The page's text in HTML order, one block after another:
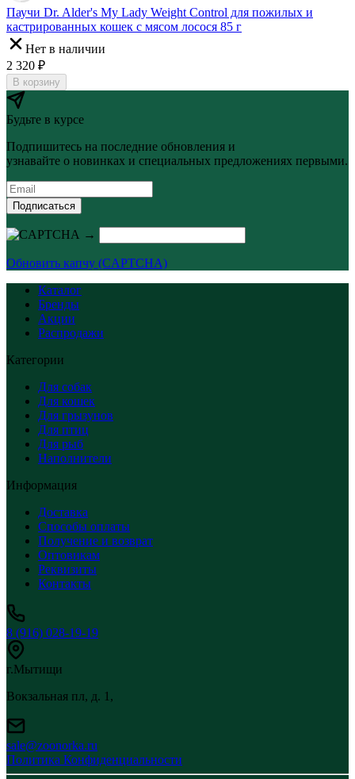
Паучи Dr. Alder's My Lady Weight Control для пожилых и
кастрированных кошек с мясом лосося 85 г
Нет в наличии
2 320 ₽
В корзину
Будьте в курсе
Подпишитесь на последние обновления и
узнавайте о новинках и специальных предложениях первыми.
Подписаться
→
Обновить капчу (CAPTCHA)
Каталог
Бренды
Акции
Распродажи
Категории
Для собак
Для кошек
Для грызунов
Для птиц
Для рыб
Наполнители
Информация
Доставка
Способы оплаты
Получение и возврат
Оптовикам
Реквизиты
Контакты
8 (916) 028-19-19
г.Мытищи
Вокзальная пл, д. 1,
sale@zoonorka.ru
Политика Конфиденциальности